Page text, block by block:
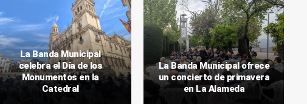
La Banda Municipal
celebra el Día de los
Monumentos en la
Catedral
La Banda Municipal ofrece
un concierto de primavera
en La Alameda